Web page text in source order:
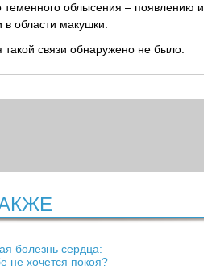
теменного облысения – появлению и
области макушки.
связи обнаружено не было.
болезнь сердца:
не хочется покоя?